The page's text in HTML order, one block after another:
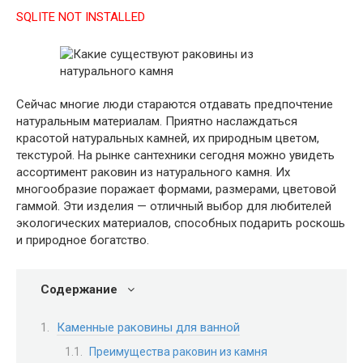
SQLITE NOT INSTALLED
Сейчас многие люди стараются отдавать предпочтение
натуральным материалам. Приятно наслаждаться
красотой натуральных камней, их природным цветом,
текстурой. На рынке сантехники сегодня можно увидеть
ассортимент раковин из натурального камня. Их
многообразие поражает формами, размерами, цветовой
гаммой. Эти изделия — отличный выбор для любителей
экологических материалов, способных подарить роскошь
и природное богатство.
Содержание
Каменные раковины для ванной
Преимущества раковин из камня